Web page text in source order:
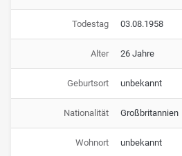
Todestag 03.08.1958
Alter 26 Jahre
Geburtsort unbekannt
Nationalität Großbritannien
Wohnort unbekannt